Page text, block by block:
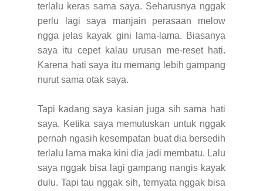
terlalu keras sama saya. Seharusnya nggak
perlu lagi saya manjain perasaan melow
ngga jelas kayak gini lama-lama. Biasanya
saya itu cepet kalau urusan me-reset hati.
Karena hati saya itu memang lebih gampang
nurut sama otak saya.
Tapi kadang saya kasian juga sih sama hati
saya. Ketika saya memutuskan untuk nggak
pernah ngasih kesempatan buat dia bersedih
terlalu lama maka kini dia jadi membatu. Lalu
saya nggak bisa lagi gampang nangis kayak
dulu. Tapi tau nggak sih, ternyata nggak bisa